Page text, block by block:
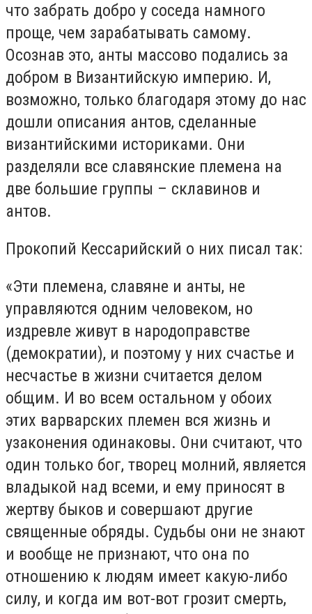
что забрать добро у соседа намного
проще, чем зарабатывать самому.
Осознав это, анты массово подались за
добром в Византийскую империю. И,
возможно, только благодаря этому до нас
дошли описания антов, сделанные
византийскими историками. Они
разделяли все славянские племена на
две большие группы – склавинов и
антов.
Прокопий Кессарийский о них писал так:
«Эти племена, славяне и анты, не
управляются одним человеком, но
издревле живут в народоправстве
(демократии), и поэтому у них счастье и
несчастье в жизни считается делом
общим. И во всем остальном у обоих
этих варварских племен вся жизнь и
узаконения одинаковы. Они считают, что
один только бог, творец молний, является
владыкой над всеми, и ему приносят в
жертву быков и совершают другие
священные обряды. Судьбы они не знают
и вообще не признают, что она по
отношению к людям имеет какую-либо
силу, и когда им вот-вот грозит смерть,